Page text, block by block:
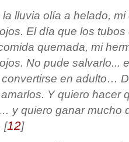
lluvia olía a helado, mi
El día que los
quemada, mi
No pude salvarlo...
en adulto…
Y quiero hacer
y quiero ganar mucho
[12]